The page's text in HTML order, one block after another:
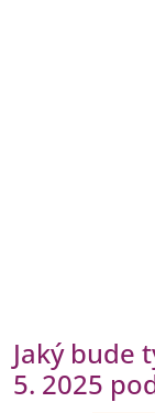
Jaký bude
5. 2025